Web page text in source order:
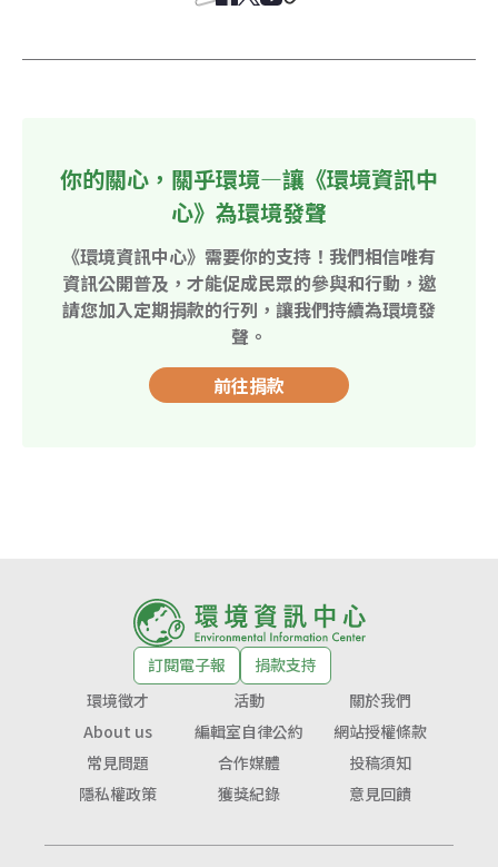
你的關心，關乎環境—讓《環境資訊中
心》為環境發聲
《環境資訊中心》需要你的支持！我們相信唯有
資訊公開普及，才能促成民眾的參與和行動，邀
請您加入定期捐款的行列，讓我們持續為環境發
聲。
前往捐款
訂閱電子報
捐款支持
環境徵才
活動
關於我們
About us
編輯室自律公約
網站授權條款
常見問題
合作媒體
投稿須知
隱私權政策
獲獎紀錄 意見回饋